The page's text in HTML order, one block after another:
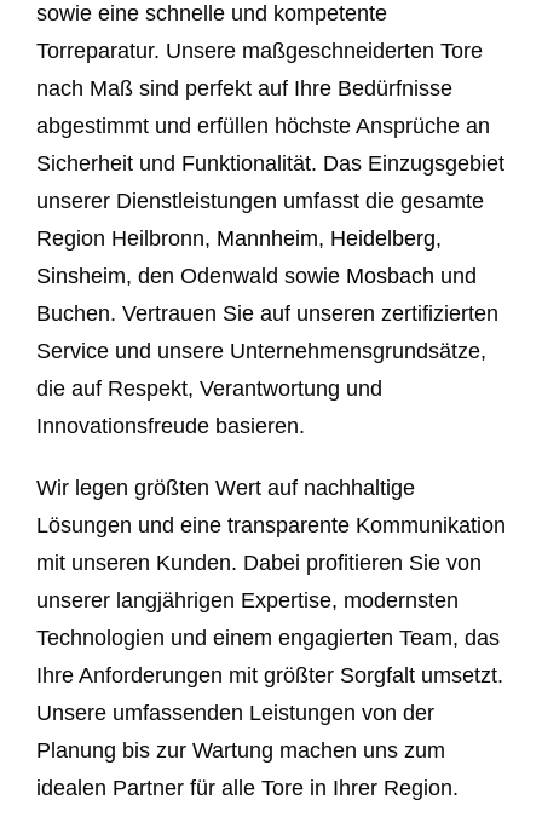
sowie eine schnelle und kompetente
Torreparatur. Unsere maßgeschneiderten Tore
nach Maß sind perfekt auf Ihre Bedürfnisse
abgestimmt und erfüllen höchste Ansprüche an
Sicherheit und Funktionalität. Das Einzugsgebiet
unserer Dienstleistungen umfasst die gesamte
Region Heilbronn, Mannheim, Heidelberg,
Sinsheim, den Odenwald sowie Mosbach und
Buchen. Vertrauen Sie auf unseren zertifizierten
Service und unsere Unternehmensgrundsätze,
die auf Respekt, Verantwortung und
Innovationsfreude basieren.
Wir legen größten Wert auf nachhaltige
Lösungen und eine transparente Kommunikation
mit unseren Kunden. Dabei profitieren Sie von
unserer langjährigen Expertise, modernsten
Technologien und einem engagierten Team, das
Ihre Anforderungen mit größter Sorgfalt umsetzt.
Unsere umfassenden Leistungen von der
Planung bis zur Wartung machen uns zum
idealen Partner für alle Tore in Ihrer Region.